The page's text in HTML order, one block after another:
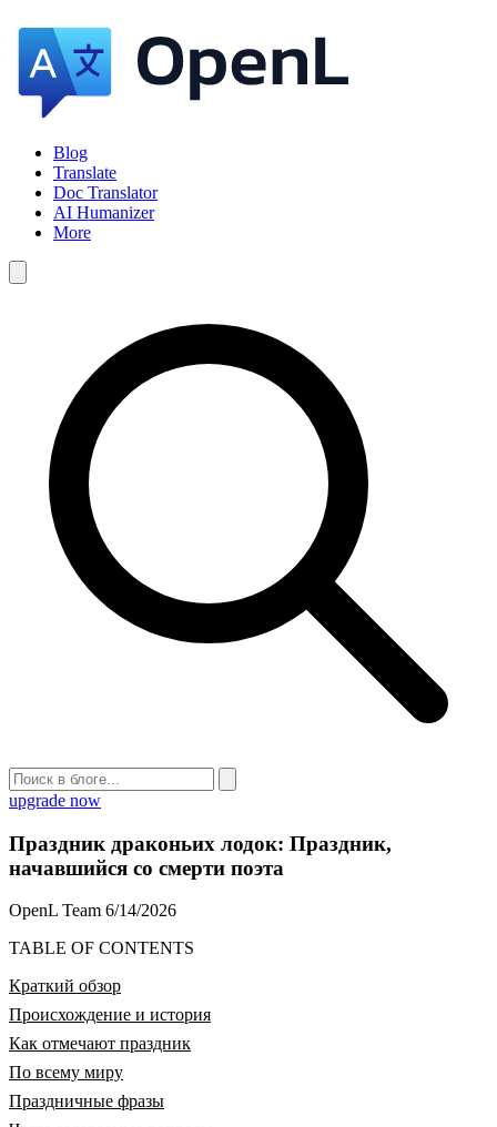
Blog
Translate
Doc Translator
AI Humanizer
More
upgrade now
Праздник драконьих лодок: Праздник,
начавшийся со смерти поэта
OpenL Team 6/14/2026
TABLE OF CONTENTS
Краткий обзор
Происхождение и история
Как отмечают праздник
По всему миру
Праздничные фразы